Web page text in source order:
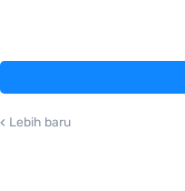
Lebih baru